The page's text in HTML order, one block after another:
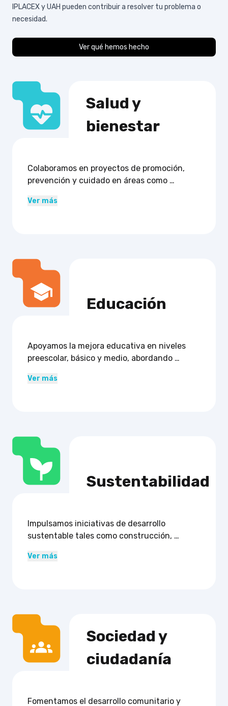
IPLACEX y UAH pueden contribuir a resolver tu problema o
necesidad.
Ver qué hemos hecho
Salud y
bienestar
Colaboramos en proyectos de promoción,
prevención y cuidado en áreas como
complementarias, higiene dental y estética
necesidades para generar soluciones
conjuntas.
Ver más
Educación
Apoyamos la mejora educativa en niveles
preescolar, básico y medio, abordando
metodologías de enseñanza.
Ver más
Sustentabilidad
Impulsamos iniciativas de desarrollo
sustentable tales como construcción,
culinarios y espacios de formación.
Ver más
Sociedad y
ciudadanía
Fomentamos el desarrollo comunitario y